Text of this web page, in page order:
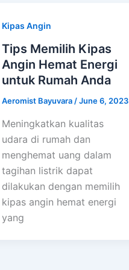
Kipas Angin
Tips Memilih Kipas
Angin Hemat Energi
untuk Rumah Anda
Aeromist Bayuvara /June 6, 2023
Meningkatkan kualitas
udara di rumah dan
menghemat uang dalam
tagihan listrik dapat
dilakukan dengan memilih
kipas angin hemat energi
yang